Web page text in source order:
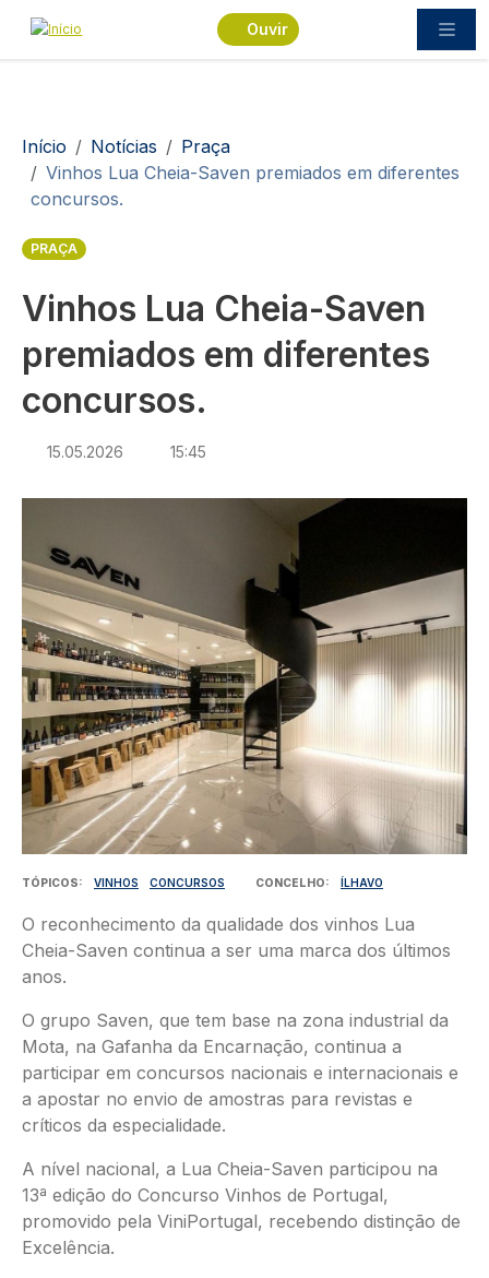
Passar para o conteúdo principal
Ouvir
Navegação estrutural
Início Notícias
Praça
Vinhos Lua Cheia-Saven premiados em diferentes
concursos.
PRAÇA
Vinhos Lua Cheia-Saven
premiados em diferentes
concursos.
15.05.2026 15:45
TÓPICOS VINHOS CONCURSOS CONCELHO ÍLHAVO
O reconhecimento da qualidade dos vinhos Lua
Cheia-Saven continua a ser uma marca dos últimos
anos.
O grupo Saven, que tem base na zona industrial da
Mota, na Gafanha da Encarnação, continua a
participar em concursos nacionais e internacionais e
a apostar no envio de amostras para revistas e
críticos da especialidade.
A nível nacional, a Lua Cheia-Saven participou na
13ª edição do Concurso Vinhos de Portugal,
promovido pela ViniPortugal, recebendo distinção de
Excelência.